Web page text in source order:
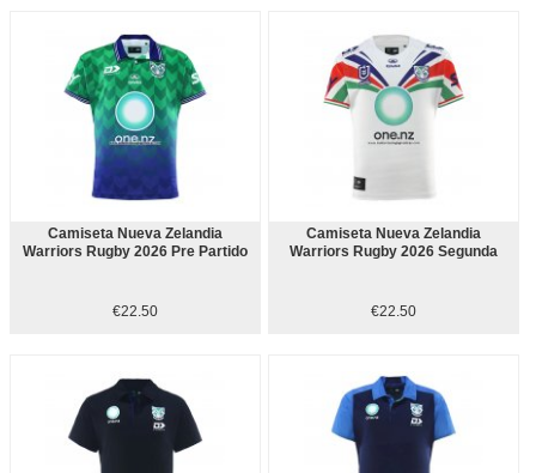
Camiseta Nueva Zelandia
Warriors Rugby 2026 Pre Partido
€22.50
Camiseta Nueva Zelandia
Warriors Rugby 2026 Segunda
€22.50